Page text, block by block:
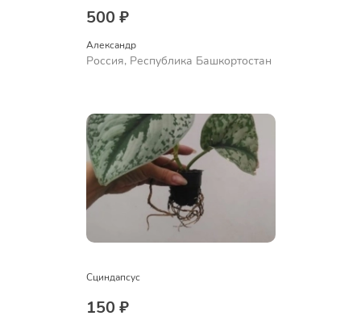
500 ₽
Александр
Россия, Республика Башкортостан
Сциндапсус
150 ₽